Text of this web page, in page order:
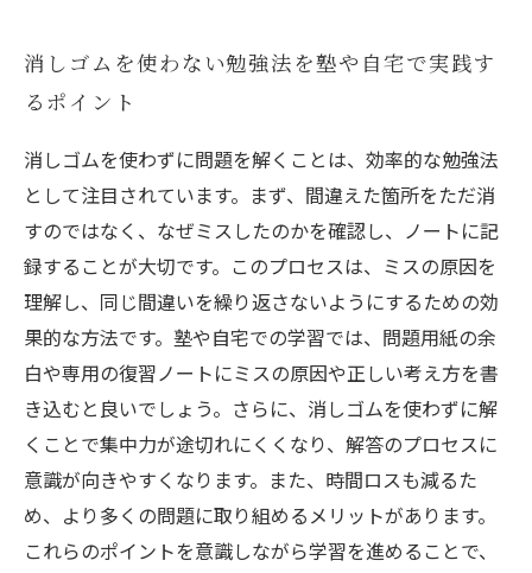
消しゴムを使わない勉強法を塾や自宅で実践す
るポイント
消しゴムを使わずに問題を解くことは、効率的な勉強法
として注目されています。まず、間違えた箇所をただ消
すのではなく、なぜミスしたのかを確認し、ノートに記
録することが大切です。このプロセスは、ミスの原因を
理解し、同じ間違いを繰り返さないようにするための効
果的な方法です。塾や自宅での学習では、問題用紙の余
白や専用の復習ノートにミスの原因や正しい考え方を書
き込むと良いでしょう。さらに、消しゴムを使わずに解
くことで集中力が途切れにくくなり、解答のプロセスに
意識が向きやすくなります。また、時間ロスも減るた
め、より多くの問題に取り組めるメリットがあります。
これらのポイントを意識しながら学習を進めることで、